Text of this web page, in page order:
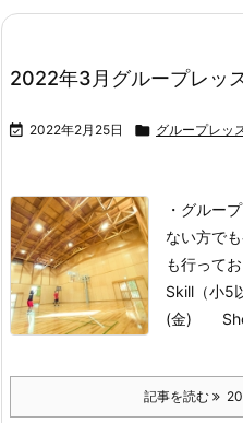
2022年3月グループレッ
 2022年2月25日  グループレッ
・グルー
ない方で
も行ってお
Skill（小5
(金)
記事を読む